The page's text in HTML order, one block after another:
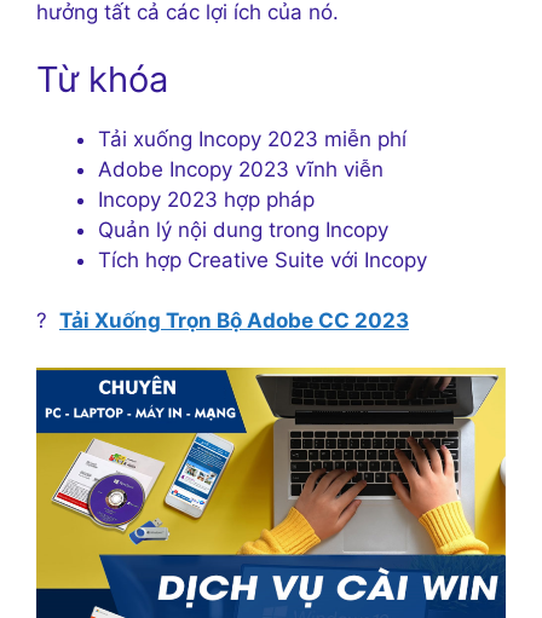
hưởng tất cả các lợi ích của nó.
Từ khóa
Tải xuống Incopy 2023 miễn phí
Adobe Incopy 2023 vĩnh viễn
Incopy 2023 hợp pháp
Quản lý nội dung trong Incopy
Tích hợp Creative Suite với Incopy
? Tải Xuống Trọn Bộ Adobe CC 2023